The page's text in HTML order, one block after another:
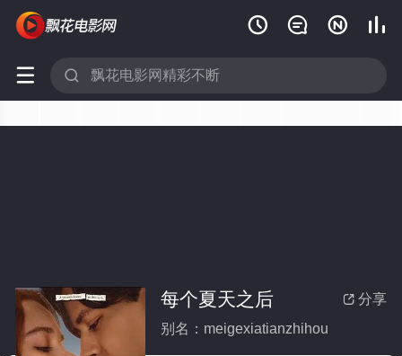
   
 
 分享
每个夏天之后
别名：meigexiatianzhihou